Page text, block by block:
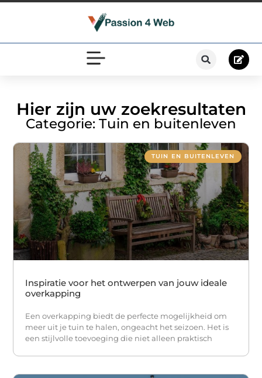
Hier zijn uw zoekresultaten
Categorie: Tuin en buitenleven
TUIN EN BUITENLEVEN
Inspiratie voor het ontwerpen van jouw ideale
overkapping
Een overkapping biedt de perfecte mogelijkheid om
meer uit je tuin te halen, ongeacht het seizoen. Het is
een stijlvolle toevoeging die niet alleen praktisch